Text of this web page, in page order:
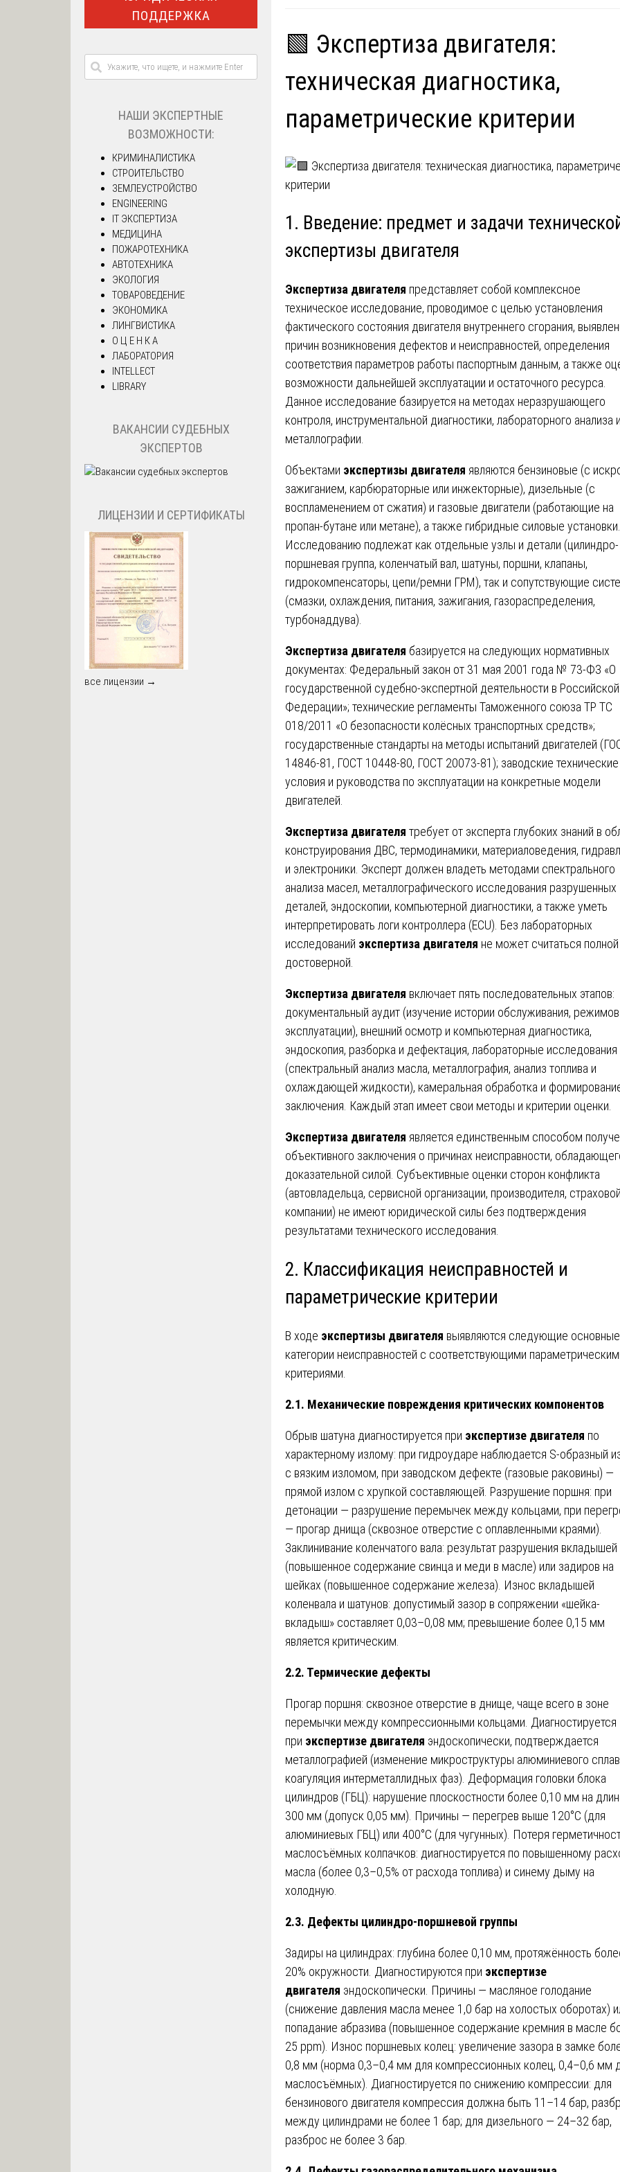
🟩 Экспертиза двигателя:
техническая диагностика,
параметрические критерии
1. Введение: предмет и задачи
экспертизы двигателя
Экспертиза двигателя представляет собой комплексное
техническое исследование, проводимое с целью установления
фактического состояния двигателя внутреннего сгорания,
причин возникновения дефектов и неисправностей, определения
соответствия параметров работы паспортным данным, а также
возможности дальнейшей эксплуатации и остаточного ресурса.
Данное исследование базируется на методах неразрушающего
контроля, инструментальной диагностики, лабораторного анализа и
металлографии.
Объектами экспертизы двигателя являются бензиновые (с
зажиганием, карбюраторные или инжекторные), дизельные (с
воспламенением от сжатия) и газовые двигатели (работающие на
пропан-бутане или метане), а также гибридные силовые установки.
Исследованию подлежат как отдельные узлы и детали (цилиндро-
поршневая группа, коленчатый вал, шатуны, поршни, клапаны,
гидрокомпенсаторы, цепи/ремни ГРМ), так и сопутствующие
(смазки, охлаждения, питания, зажигания, газораспределения,
турбонаддува).
Экспертиза двигателя базируется на следующих нормативных
документах: Федеральный закон от 31 мая 2001 года № 73-ФЗ «О
государственной судебно-экспертной деятельности в Российской
Федерации»; технические регламенты Таможенного союза ТР ТС
018/2011 «О безопасности колёсных транспортных средств»;
государственные стандарты на методы испытаний двигателей
14846-81, ГОСТ 10448-80, ГОСТ 20073-81); заводские технические
условия и руководства по эксплуатации на конкретные модели
двигателей.
Экспертиза двигателя требует от эксперта глубоких знаний в
конструирования ДВС, термодинамики, материаловедения,
и электроники. Эксперт должен владеть методами спектрального
анализа масел, металлографического исследования разрушенных
деталей, эндоскопии, компьютерной диагностики, а также уметь
интерпретировать логи контроллера (ECU). Без лабораторных
исследований экспертиза двигателя не может считаться полной
достоверной.
Экспертиза двигателя включает пять последовательных этапов:
документальный аудит (изучение истории обслуживания, режимов
эксплуатации), внешний осмотр и компьютерная диагностика,
эндоскопия, разборка и дефектация, лабораторные исследования
(спектральный анализ масла, металлография, анализ топлива и
охлаждающей жидкости), камеральная обработка и
заключения. Каждый этап имеет свои методы и критерии оценки.
Экспертиза двигателя является единственным способом
объективного заключения о причинах неисправности,
доказательной силой. Субъективные оценки сторон конфликта
(автовладельца, сервисной организации, производителя, страховой
компании) не имеют юридической силы без подтверждения
результатами технического исследования.
2. Классификация неисправностей и
параметрические критерии
В ходе экспертизы двигателя выявляются следующие основные
категории неисправностей с соответствующими
критериями.
2.1. Механические повреждения критических компонентов
Обрыв шатуна диагностируется при экспертизе двигателя по
характерному излому: при гидроударе наблюдается S-образный
с вязким изломом, при заводском дефекте (газовые раковины) —
прямой излом с хрупкой составляющей. Разрушение поршня: при
детонации — разрушение перемычек между кольцами, при
— прогар днища (сквозное отверстие с оплавленными краями).
Заклинивание коленчатого вала: результат разрушения вкладышей
(повышенное содержание свинца и меди в масле) или задиров на
шейках (повышенное содержание железа). Износ вкладышей
коленвала и шатунов: допустимый зазор в сопряжении «шейка-
вкладыш» составляет 0,03–0,08 мм; превышение более 0,15 мм
является критическим.
2.2. Термические дефекты
Прогар поршня: сквозное отверстие в днище, чаще всего в зоне
перемычки между компрессионными кольцами. Диагностируется
при экспертизе двигателя эндоскопически, подтверждается
металлографией (изменение микроструктуры алюминиевого
коагуляция интерметаллидных фаз). Деформация головки блока
цилиндров (ГБЦ): нарушение плоскостности более 0,10 мм на
300 мм (допуск 0,05 мм). Причины — перегрев выше 120°C (для
алюминиевых ГБЦ) или 400°C (для чугунных). Потеря
маслосъёмных колпачков: диагностируется по повышенному
масла (более 0,3–0,5% от расхода топлива) и синему дыму на
холодную.
2.3. Дефекты цилиндро-поршневой группы
Задиры на цилиндрах: глубина более 0,10 мм, протяжённость
20% окружности. Диагностируются при экспертизе
двигателя эндоскопически. Причины — масляное голодание
(снижение давления масла менее 1,0 бар на холостых оборотах)
попадание абразива (повышенное содержание кремния в масле
25 ppm). Износ поршневых колец: увеличение зазора в замке
0,8 мм (норма 0,3–0,4 мм для компрессионных колец, 0,4–0,6 мм
маслосъёмных). Диагностируется по снижению компрессии: для
бензинового двигателя компрессия должна быть 11–14 бар,
между цилиндрами не более 1 бар; для дизельного — 24–32 бар,
разброс не более 3 бар.
ПОДДЕРЖКА
НАШИ ЭКСПЕРТНЫЕ
ВОЗМОЖНОСТИ:
КРИМИНАЛИСТИКА
СТРОИТЕЛЬСТВО
ЗЕМЛЕУСТРОЙСТВО
ENGINEERING
IT ЭКСПЕРТИЗА
МЕДИЦИНА
ПОЖАРОТЕХНИКА
АВТОТЕХНИКА
ЭКОЛОГИЯ
ТОВАРОВЕДЕНИЕ
ЭКОНОМИКА
ЛИНГВИСТИКА
О Ц Е Н К А
ЛАБОРАТОРИЯ
INTELLECT
LIBRARY
ВАКАНСИИ СУДЕБНЫХ
ЭКСПЕРТОВ
ЛИЦЕНЗИИ И СЕРТИФИКАТЫ
все лицензии →